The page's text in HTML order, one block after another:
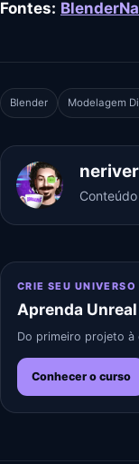
Fontes:
Blender Modelagem
CRIE SEU UNIVERSO
Aprenda
Do primeiro projeto à
Conhecer o curso